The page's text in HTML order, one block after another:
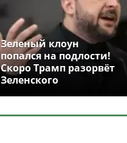
Зеленый клоун
попался на подлости!
Скоро Трамп разорвёт
Зеленского